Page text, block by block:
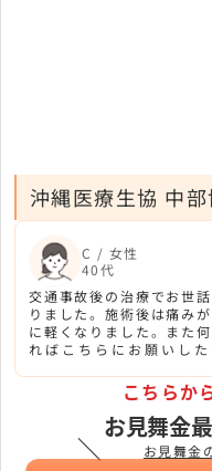
沖縄医療生協 中
C / 女性
40代
交通事故後の治療でお世
りました。施術後は痛み
に軽くなりました。また
ればこちらにお願いした
＼
こちらか
お見舞金
お見舞金